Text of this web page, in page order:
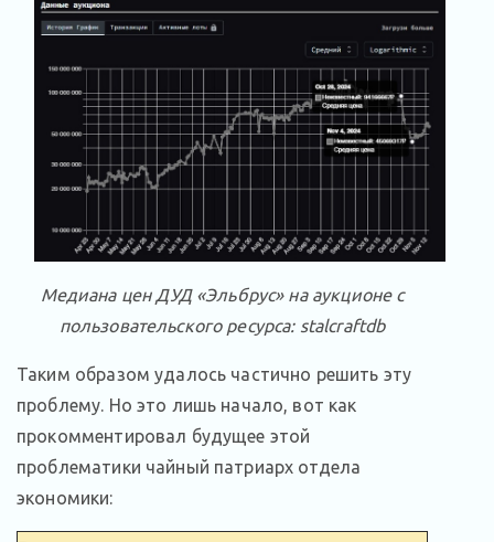
Медиана цен ДУД «Эльбрус» на аукционе с
пользовательского ресурса: stalcraftdb
Таким образом удалось частично решить эту
проблему. Но это лишь начало, вот как
прокомментировал будущее этой
проблематики чайный патриарх отдела
экономики: